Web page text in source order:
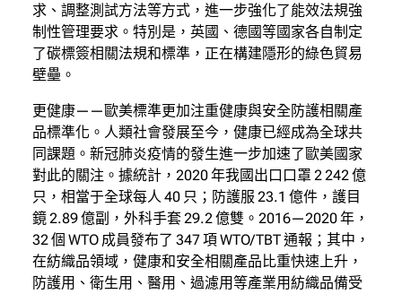
求、調整測試方法等方式，進一步強化了能效法規強
制性管理要求。特別是，英國、德國等國家各自制定
了碳標簽相關法規和標準，正在構建隱形的綠色貿易
壁壘。
更健康——歐美標準更加注重健康與安全防護相關產
品標準化。人類社會發展至今，健康已經成為全球共
同課題。新冠肺炎疫情的發生進一步加速了歐美國家
對此的關注。據統計，2020 年我國出口口罩 2 242 億
只，相當于全球每人 40 只；防護服 23.1 億件，護目
鏡 2.89 億副，外科手套 29.2 億雙。2016—2020 年，
32 個 WTO 成員發布了 347 項 WTO/TBT 通報；其中，
在紡織品領域，健康和安全相關產品比重快速上升，
防護用、衛生用、醫用、過濾用等產業用紡織品備受